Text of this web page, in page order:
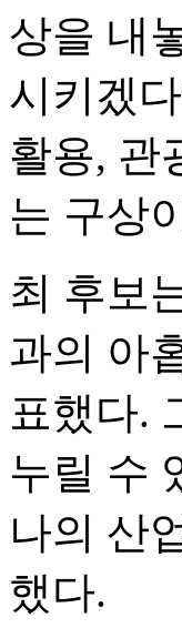
상을 내
시키겠
활용, 관
는 구상
최 후보
과의 아
표했다.
누릴 수
나의 산
했다.